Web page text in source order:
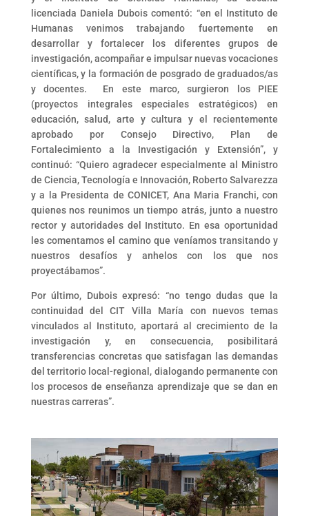
licenciada Daniela Dubois comentó: “en el Instituto de
Humanas venimos trabajando fuertemente en
desarrollar y fortalecer los diferentes grupos de
investigación, acompañar e impulsar nuevas vocaciones
científicas, y la formación de posgrado de graduados/as
y docentes. En este marco, surgieron los PIEE
(proyectos integrales especiales estratégicos) en
educación, salud, arte y cultura y el recientemente
aprobado por Consejo Directivo, Plan de
Fortalecimiento a la Investigación y Extensión”, y
continuó: “Quiero agradecer especialmente al Ministro
de Ciencia, Tecnología e Innovación, Roberto Salvarezza
y a la Presidenta de CONICET, Ana Maria Franchi, con
quienes nos reunimos un tiempo atrás, junto a nuestro
rector y autoridades del Instituto. En esa oportunidad
les comentamos el camino que veníamos transitando y
nuestros desafíos y anhelos con los que nos
proyectábamos”.
Por último, Dubois expresó: “no tengo dudas que la
continuidad del CIT Villa María con nuevos temas
vinculados al Instituto, aportará al crecimiento de la
investigación y, en consecuencia, posibilitará
transferencias concretas que satisfagan las demandas
del territorio local-regional, dialogando permanente con
los procesos de enseñanza aprendizaje que se dan en
nuestras carreras”.